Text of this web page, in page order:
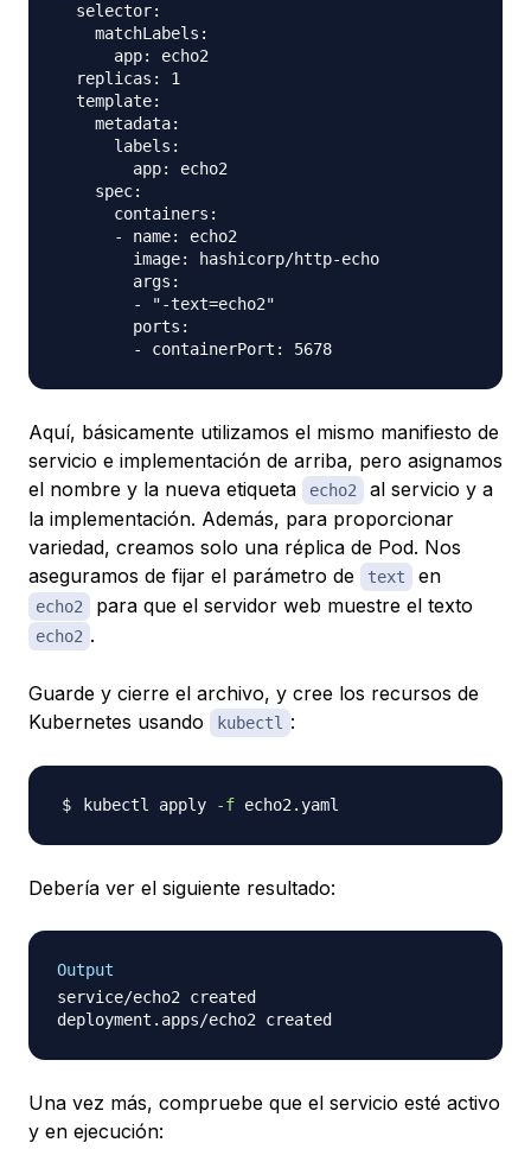
  selector:
    matchLabels:
      app: echo2
  replicas: 1
  template:
    metadata:
      labels:
        app: echo2
    spec:
      containers:
      - name: echo2
        image: hashicorp/http-echo
        args:
        - "-text=echo2"
        ports:
Aquí, básicamente utilizamos el mismo manifiesto de
servicio e implementación de arriba, pero asignamos
el nombre y la nueva etiqueta
echo2
al servicio y a
la implementación. Además, para proporcionar
variedad, creamos solo una réplica de Pod. Nos
aseguramos de fijar el parámetro de
text en
echo2 para que el servidor web muestre el texto
echo2 .
Guarde y cierre el archivo, y cree los recursos de
Kubernetes usando
kubectl :
kubectl apply -f
Debería ver el siguiente resultado:
Output
service/echo2 created
Una vez más, compruebe que el servicio esté activo
y en ejecución: